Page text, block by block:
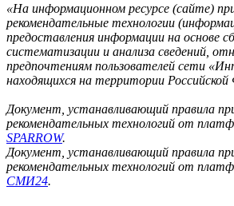
«На информационном ресурсе (сайте)
рекомендательные технологии
предоставления информации на основе
систематизации и анализа сведений,
предпочтениям пользователей сети
находящихся на территории Российской
Документ, устанавливающий правила
рекомендательных технологий от
SPARROW.
Документ, устанавливающий правила
рекомендательных технологий от
СМИ24.